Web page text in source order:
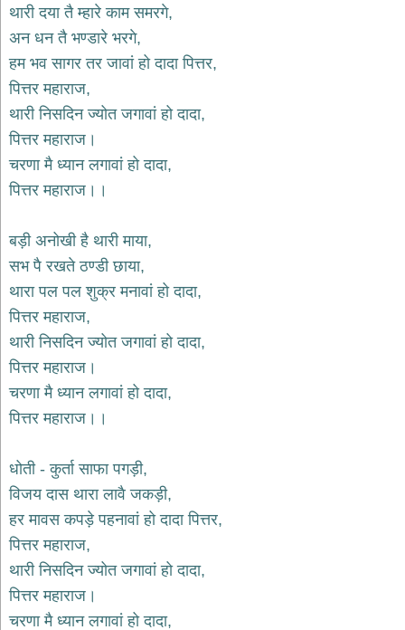
jain
bhajans
भजन
durga
bhajans
भजन
ganesh
भजन
raam
गुरुदेव
gurudev
bhajans
विविध
भजन
miscellaneous
bhajans
भजन
bhajans
बाबा
बालक
नाथ
भजन
baba
nath
थारी दया तै म्हारे काम समरगे,
अन धन तै भण्डारे भरगे,
हम भव सागर तर जावां हो दादा पित्तर,
पित्तर महाराज,
थारी निसदिन ज्योत जगावां हो दादा,
पित्तर महाराज।
चरणा मै ध्यान लगावां हो दादा,
पित्तर महाराज।।
बड़ी अनोखी है थारी माया,
सभ पै रखते ठण्डी छाया,
थारा पल पल शुक्र मनावां हो दादा,
पित्तर महाराज,
थारी निसदिन ज्योत जगावां हो दादा,
पित्तर महाराज।
चरणा मै ध्यान लगावां हो दादा,
पित्तर महाराज।।
धोती - कुर्ता साफा पगड़ी,
विजय दास थारा लावै जकड़ी,
हर मावस कपड़े पहनावां हो दादा पित्तर,
पित्तर महाराज,
थारी निसदिन ज्योत जगावां हो दादा,
पित्तर महाराज।
चरणा मै ध्यान लगावां हो दादा,